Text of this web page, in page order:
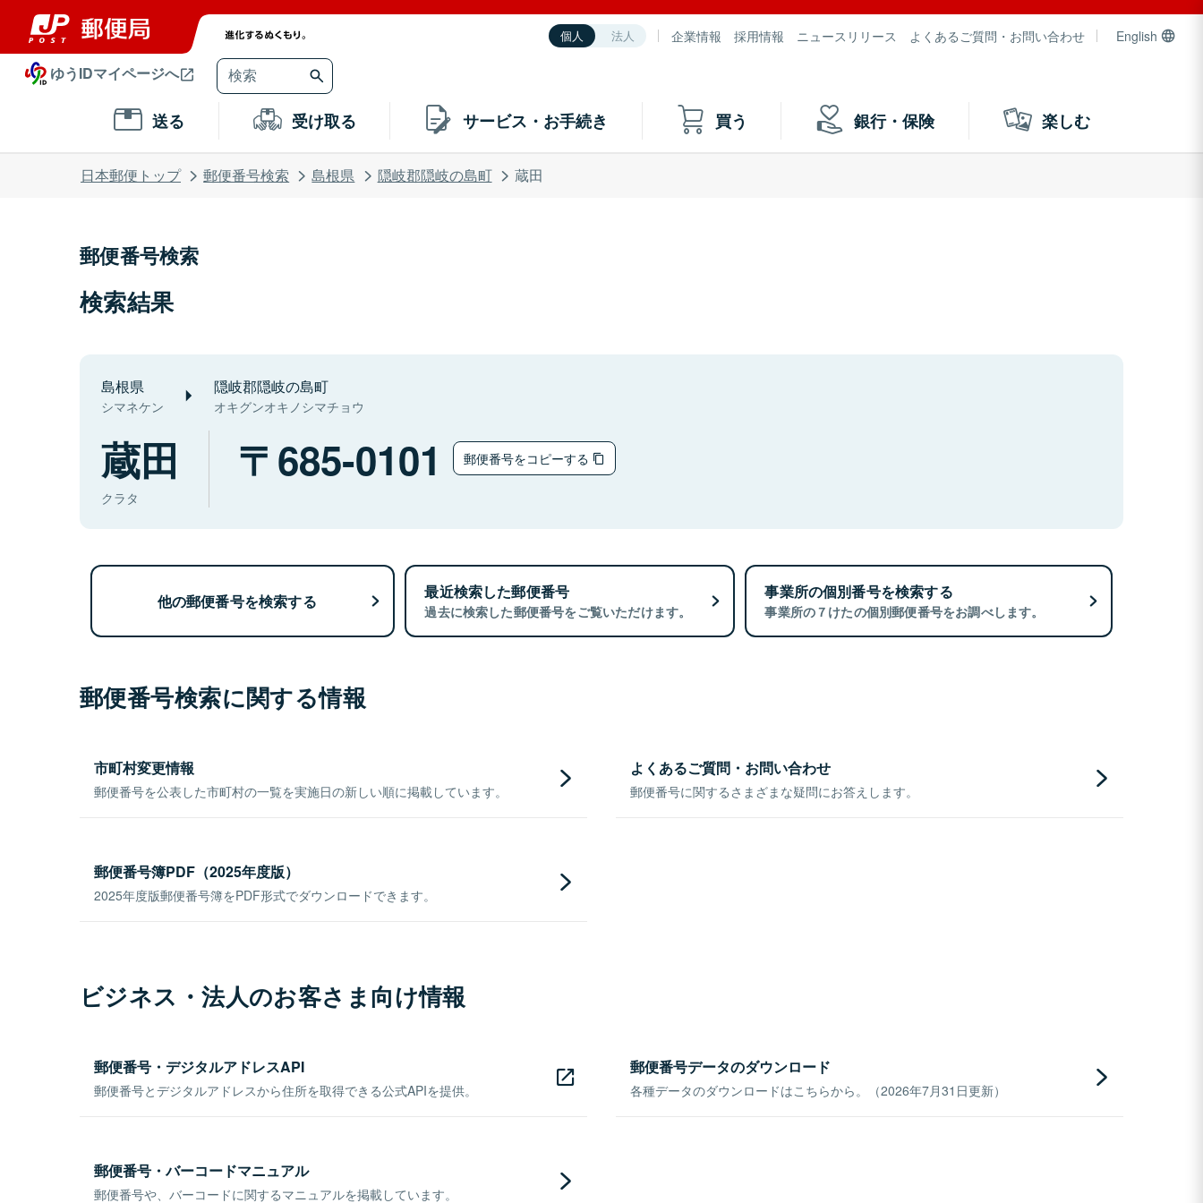
個人 法人 企業情報 採用情報 ニュースリリース よくあるご質問・お問い合わせ English
ゆうIDマイページへ
送る 受け取る サービス・お手続き 買う 銀行・保険 楽しむ
日本郵便トップ 郵便番号検索 島根県 隠岐郡隠岐の島町 蔵田
郵便番号検索
検索結果
島根県
シマネケン
隠岐郡隠岐の島町
オキグンオキノシマチョウ
蔵田
クラタ
685-0101 郵便番号をコピーする
他の郵便番号を検索する 最近検索した郵便番号
過去に検索した郵便番号をご覧いただけます。
事業所の個別番号を検索する
事業所の７けたの個別郵便番号をお調べします。
郵便番号検索に関する情報
市町村変更情報
郵便番号を公表した市町村の一覧を実施日の新しい順に掲載しています。
よくあるご質問・お問い合わせ
郵便番号に関するさまざまな疑問にお答えします。
郵便番号簿PDF（2025年度版）
2025年度版郵便番号簿をPDF形式でダウンロードできます。
ビジネス・法人のお客さま向け情報
郵便番号・デジタルアドレスAPI
郵便番号とデジタルアドレスから住所を取得できる公式APIを提供。
郵便番号データのダウンロード
各種データのダウンロードはこちらから。（2026年7月31日更新）
郵便番号・バーコードマニュアル
郵便番号や、バーコードに関するマニュアルを掲載しています。